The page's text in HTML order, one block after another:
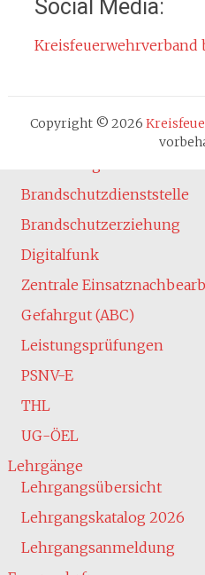
Cookie-Hinweis
Atemschutz
Brandschutzdienststelle
Brandschutzerziehung
Digitalfunk
Zentrale
Gefahrgut (ABC)
Leistungsprüfungen
PSNV-E
THL
UG-ÖEL
Lehrgänge
Lehrgangsübersicht
Lehrgangskatalog 2026
Lehrgangsanmeldung
Social Media:
Kreisfeuerwehrverband
Copyright © 2026